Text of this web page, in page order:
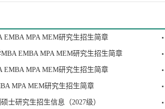
EMBA MPA MEM研究生招生简章
EMBA MPA MEM研究生招生简章
EMBA MPA MEM研究生招生简章
MPA MEM研究生招生简章
士研究生招生信息（2027级）